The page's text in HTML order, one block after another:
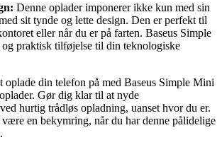
Denne oplader imponerer ikke kun med sin
sit tynde og lette design. Den er perfekt til
eller når du er på farten. Baseus Simple
praktisk tilføjelse til din teknologiske
oplade din telefon på med Baseus Simple Mini
Gør dig klar til at nyde
hurtig trådløs opladning, uanset hvor du er.
en bekymring, når du har denne pålidelige